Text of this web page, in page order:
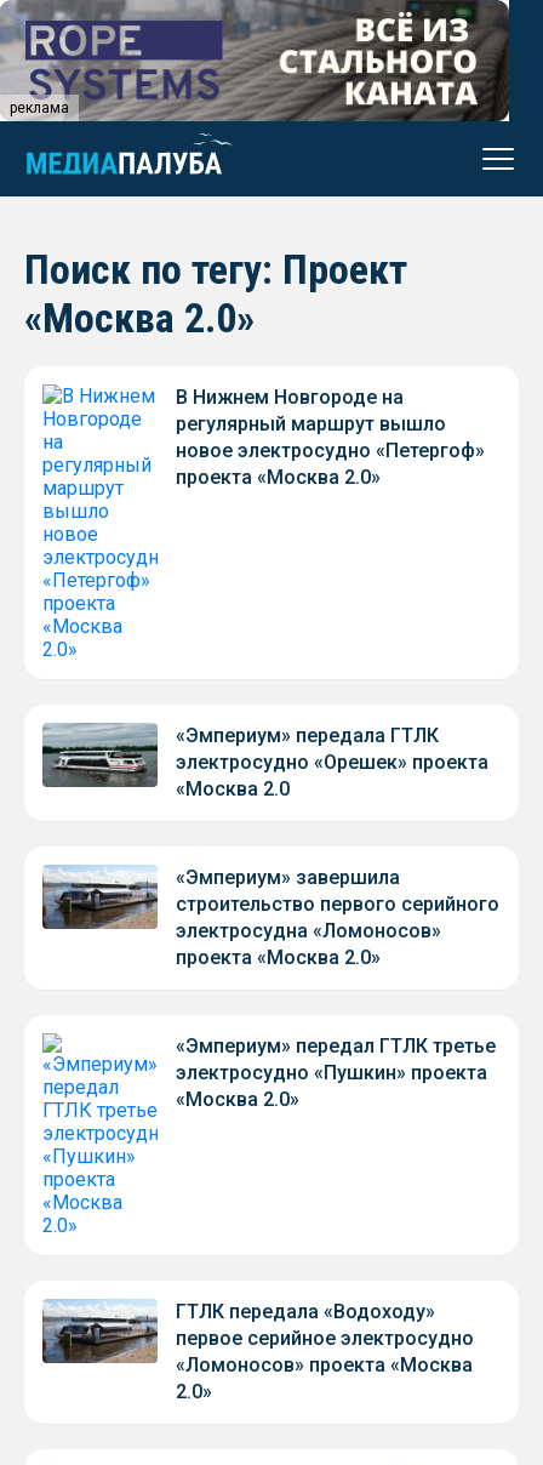
реклама
Поиск по тегу: Проект
«Москва 2.0»
В Нижнем Новгороде на
регулярный маршрут вышло
новое электросудно «Петергоф»
проекта «Москва 2.0»
«Эмпериум» передала ГТЛК
электросудно «Орешек» проекта
«Москва 2.0
«Эмпериум» завершила
строительство первого серийного
электросудна «Ломоносов»
проекта «Москва 2.0»
«Эмпериум» передал ГТЛК третье
электросудно «Пушкин» проекта
«Москва 2.0»
ГТЛК передала «Водоходу»
первое серийное электросудно
«Ломоносов» проекта «Москва
2.0»